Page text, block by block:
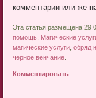
комментарии или же
Эта статья размещена
помощь Магические
магические услуги ,обряд
черное венчание
Комментировать